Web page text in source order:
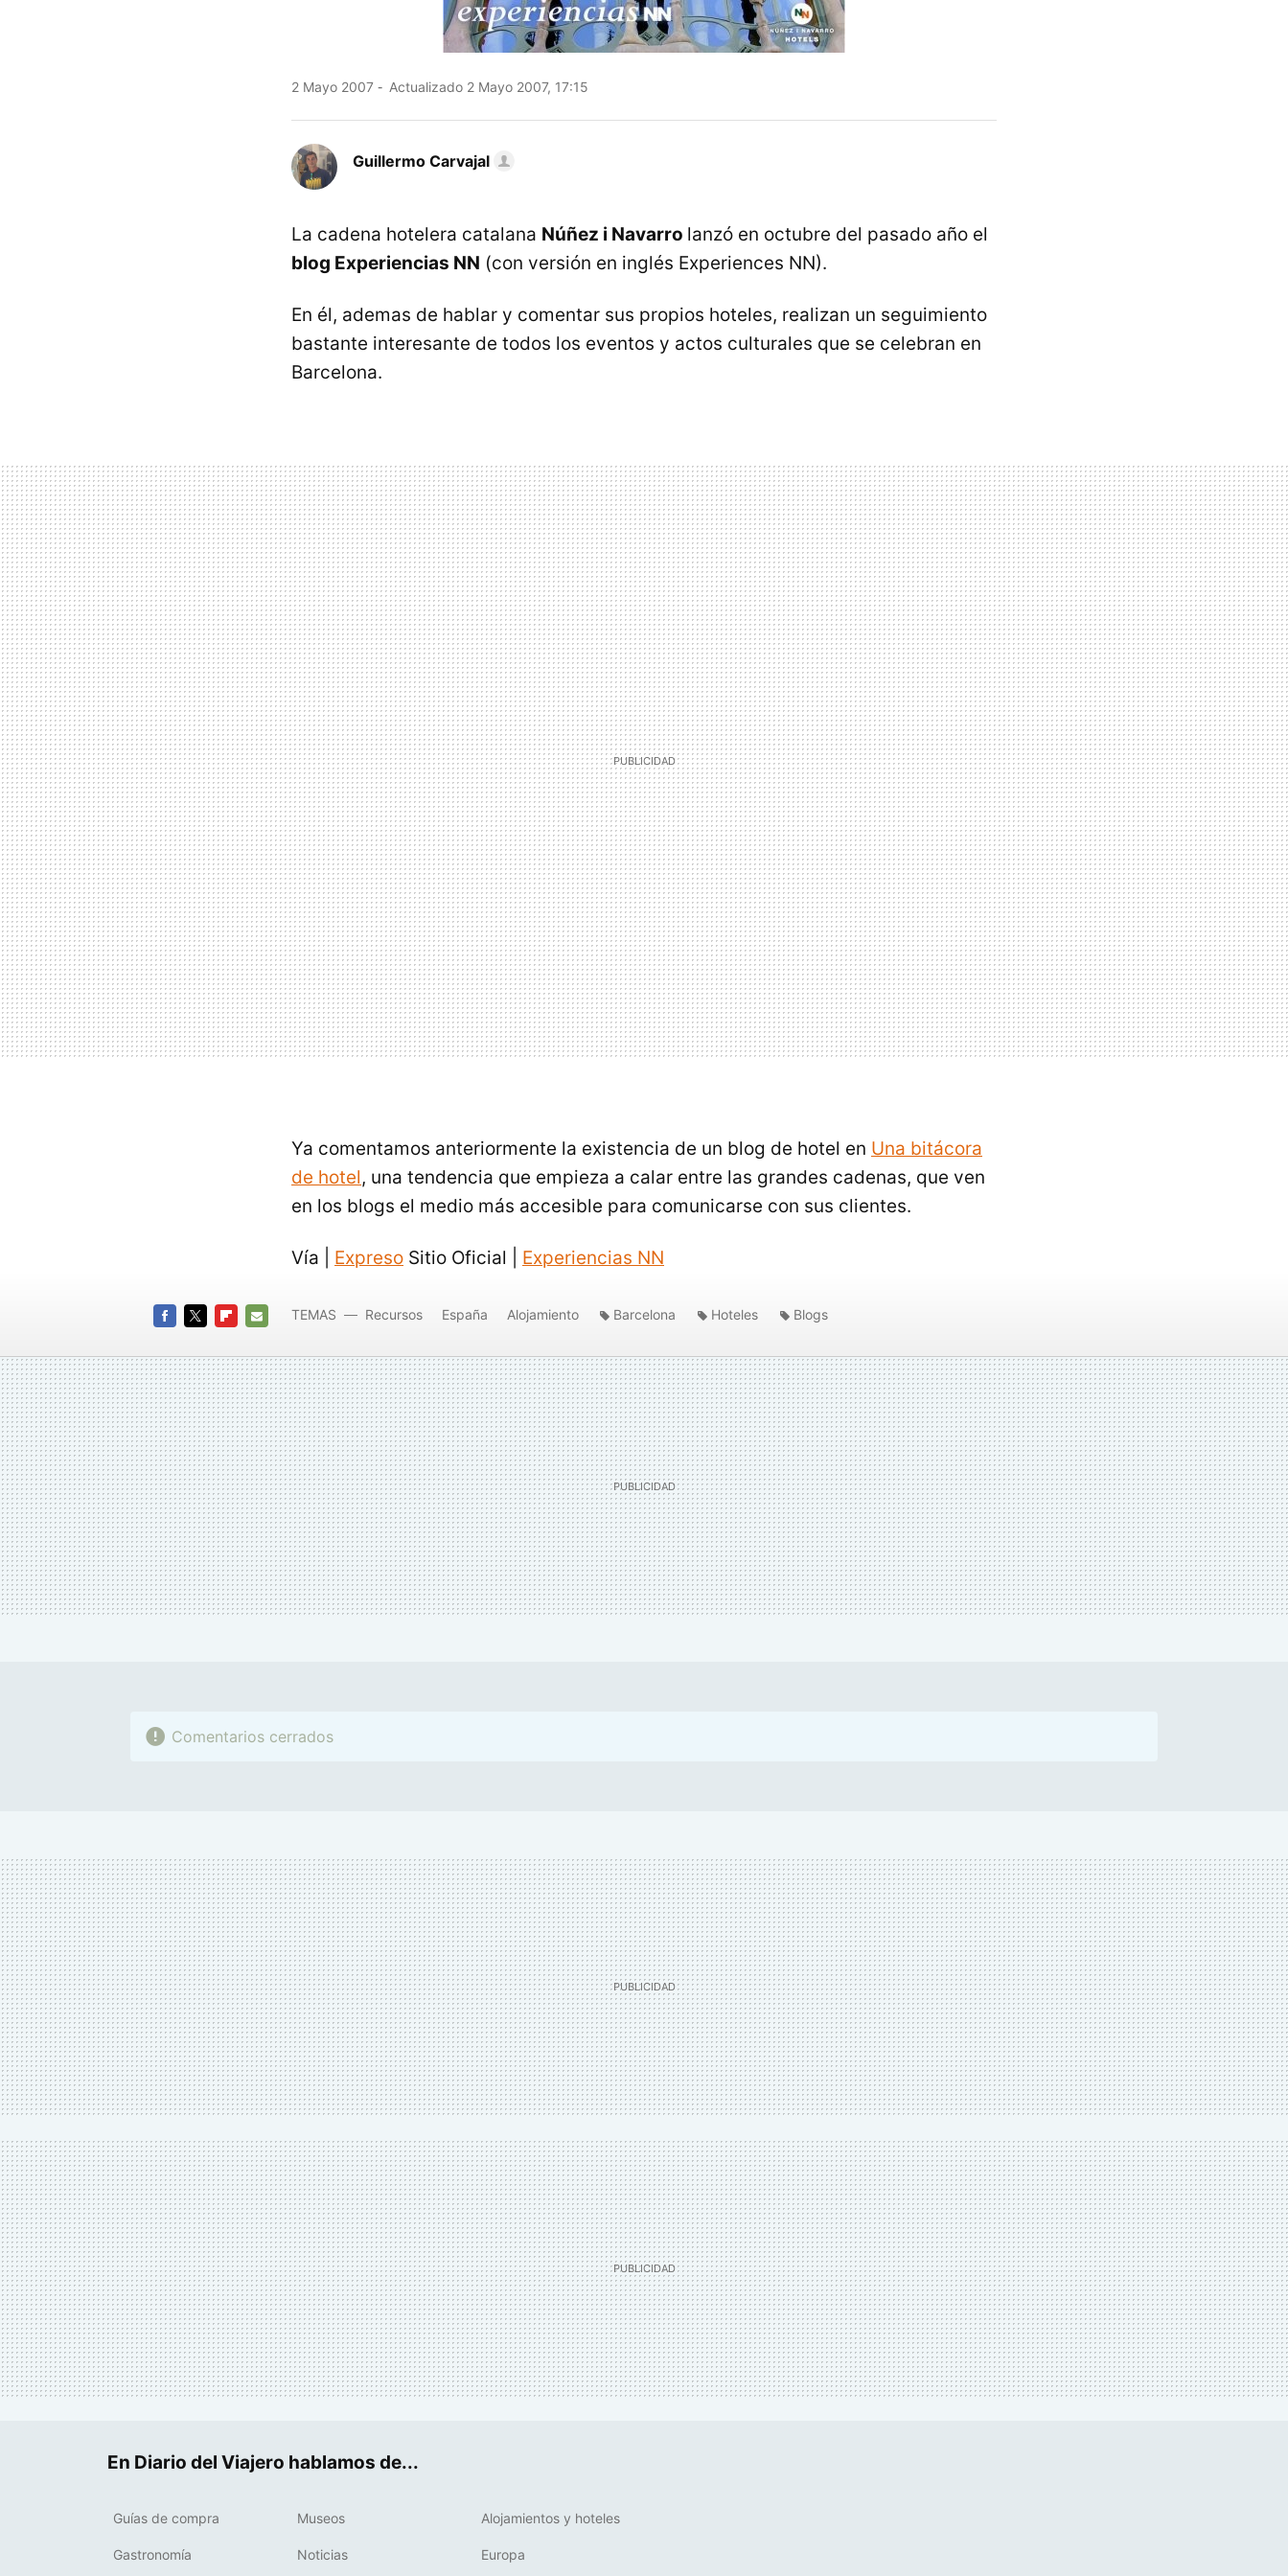
2 Mayo 2007 Actualizado 2 Mayo 2007, 17:15
Guillermo Carvajal
La cadena hotelera catalana Núñez i Navarro lanzó en octubre del pasado año el
blog Experiencias NN (con versión en inglés Experiences NN).
En él, ademas de hablar y comentar sus propios hoteles, realizan un seguimiento
bastante interesante de todos los eventos y actos culturales que se celebran en
Barcelona.
Ya comentamos anteriormente la existencia de un blog de hotel en Una bitácora
de hotel, una tendencia que empieza a calar entre las grandes cadenas, que ven
en los blogs el medio más accesible para comunicarse con sus clientes.
Vía | Expreso Sitio Oficial | Experiencias NN
MAIL
TEMAS Recursos España Alojamiento Barcelona Hoteles Blogs
Comentarios cerrados
En Diario del Viajero hablamos de...
Guías de compra Museos Alojamientos y hoteles
Gastronomía Noticias Europa